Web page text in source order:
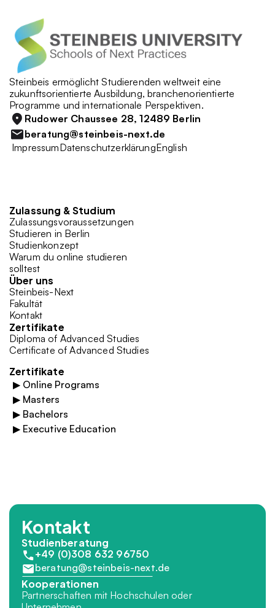
Steinbeis ermöglicht Studierenden weltweit eine
zukunftsorientierte Ausbildung, branchenorientierte
Programme und internationale Perspektiven.
Rudower Chaussee 28, 12489 Berlin
beratung@steinbeis-next.de
ImpressumDatenschutzerklärungEnglish
Zulassung & Studium
Zulassungsvoraussetzungen
Studieren in Berlin
Studienkonzept
Warum du online studieren
solltest
Über uns
Steinbeis-Next
Fakultät
Kontakt
Zertifikate
Diploma of Advanced Studies
Certificate of Advanced Studies
Zertifikate
▶ Online Programs
▶ Masters
▶ Bachelors
▶ Executive Education
Kontakt
Studienberatung
+49 (0)308 632 96750
beratung@steinbeis-next.de
Kooperationen
Partnerschaften mit Hochschulen oder